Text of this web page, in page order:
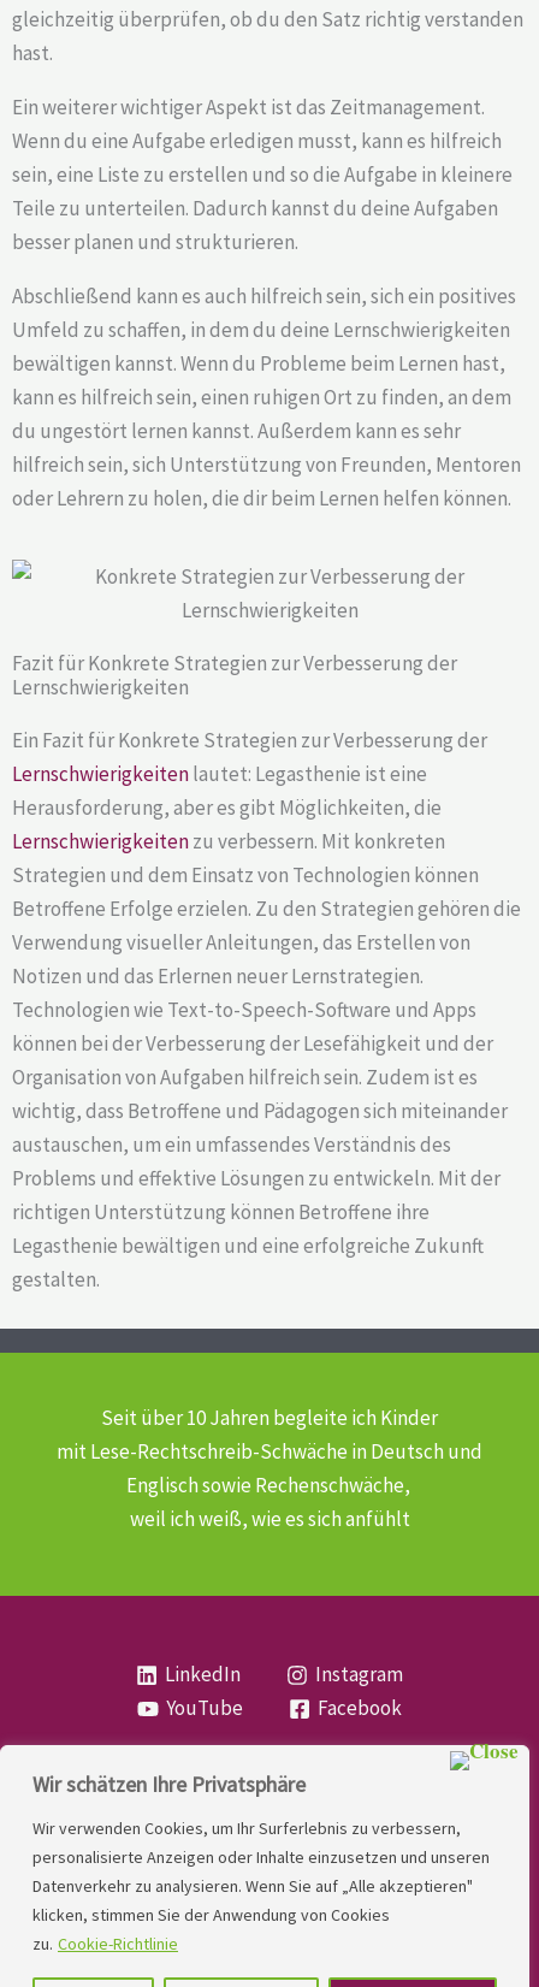
Wir schätzen Ihre Privatsphäre
Wir verwenden Cookies, um Ihr Surferlebnis zu verbessern,
personalisierte Anzeigen oder Inhalte einzusetzen und unseren
Datenverkehr zu analysieren. Wenn Sie auf „Alle akzeptieren"
klicken, stimmen Sie der Anwendung von Cookies
zu. Cookie-Richtlinie
gleichzeitig überprüfen, ob du den Satz richtig verstanden
hast.
Ein weiterer wichtiger Aspekt ist das Zeitmanagement.
Wenn du eine Aufgabe erledigen musst, kann es hilfreich
sein, eine Liste zu erstellen und so die Aufgabe in kleinere
Teile zu unterteilen. Dadurch kannst du deine Aufgaben
besser planen und strukturieren.
Abschließend kann es auch hilfreich sein, sich ein positives
Umfeld zu schaffen, in dem du deine Lernschwierigkeiten
bewältigen kannst. Wenn du Probleme beim Lernen hast,
kann es hilfreich sein, einen ruhigen Ort zu finden, an dem
du ungestört lernen kannst. Außerdem kann es sehr
hilfreich sein, sich Unterstützung von Freunden, Mentoren
oder Lehrern zu holen, die dir beim Lernen helfen können.
Fazit für Konkrete Strategien zur Verbesserung der
Lernschwierigkeiten
Ein Fazit für Konkrete Strategien zur Verbesserung der
Lernschwierigkeitenlautet: Legasthenie ist eine
Herausforderung, aber es gibt Möglichkeiten, die
Lernschwierigkeitenzu verbessern. Mit konkreten
Strategien und dem Einsatz von Technologien können
Betroffene Erfolge erzielen. Zu den Strategien gehören die
Verwendung visueller Anleitungen, das Erstellen von
Notizen und das Erlernen neuer Lernstrategien.
Technologien wie Text-to-Speech-Software und Apps
können bei der Verbesserung der Lesefähigkeit und der
Organisation von Aufgaben hilfreich sein. Zudem ist es
wichtig, dass Betroffene und Pädagogen sich miteinander
austauschen, um ein umfassendes Verständnis des
Problems und effektive Lösungen zu entwickeln. Mit der
richtigen Unterstützung können Betroffene ihre
Legasthenie bewältigen und eine erfolgreiche Zukunft
gestalten.
Seit über 10 Jahren begleite ich Kinder
mit Lese-Rechtschreib-Schwächein Deutsch und
Englisch sowie Rechenschwäche,
weil ich weiß, wie es sich anfühlt
LinkedIn
Instagram
YouTube
Facebook
LINDNER. 2026 | Powered by
Kontakt
Datenschutzerklärung